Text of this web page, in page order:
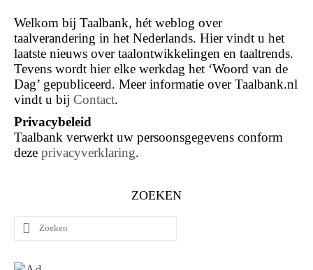
Welkom bij Taalbank, hét weblog over
taalverandering in het Nederlands. Hier vindt u het
laatste nieuws over taalontwikkelingen en taaltrends.
Tevens wordt hier elke werkdag het ‘Woord van de
Dag’ gepubliceerd. Meer informatie over Taalbank.nl
vindt u bij Contact.
Privacybeleid
Taalbank verwerkt uw persoonsgegevens conform
deze privacyverklaring.
ZOEKEN
Zoeken
naar: